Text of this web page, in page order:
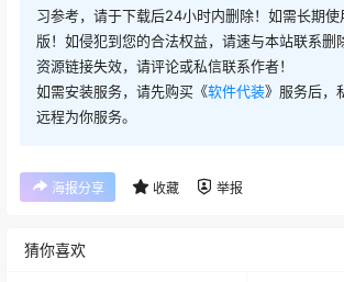
习参考，请于下载后24小时内删除！如需长期使
版！如侵犯到您的合法权益，请速与本站联系删
资源链接失效，请评论或私信联系作者！
如需安装服务，请先购买《软件代装》服务后，
远程为你服务。
海报分享 收藏 举报
猜你喜欢